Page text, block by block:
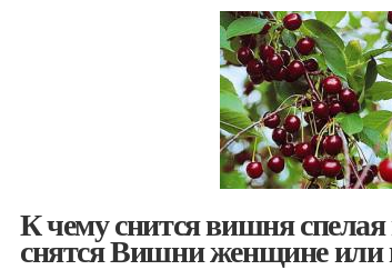
К чему снится вишня
снятся Вишни женщине